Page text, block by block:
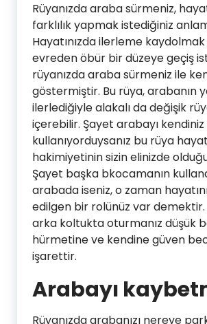
Rüyanızda araba sürmeniz,
farklılık yapmak istediğiniz
Hayatınızda ilerleme
evreden öbür bir düzeye geçiş
rüyanızda araba sürmeniz ile
göstermiştir. Bu rüya, arabanın
ilerlediğiyle alakalı da değişik
içerebilir. Şayet arabayı kendiniz
kullanıyorduysanız bu rüya
hakimiyetinin sizin elinizde
Şayet başka bkocamanın
arabada iseniz, o zaman
edilgen bir rolünüz var
arka koltukta oturmanız düşük
hürmetine ve kendine güven
işarettir.
Arabayı
Rüyanızda arabanızı nereye